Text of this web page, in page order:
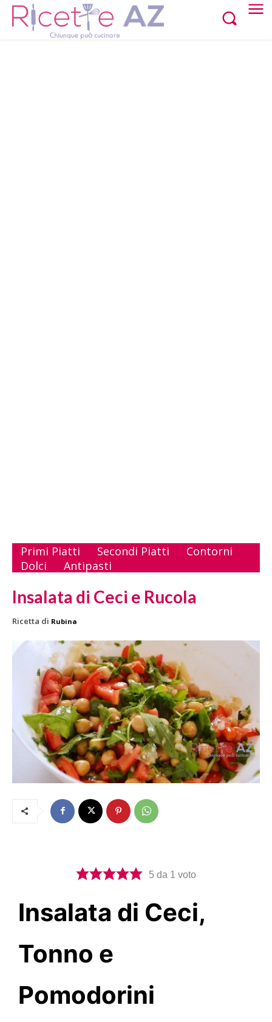
Primi Piatti Secondi Piatti
Contorni
Dolci
Antipasti
Insalata di Ceci e Rucola
Ricetta di Rubina
5 da 1 voto
Insalata di Ceci,
Tonno e
Pomodorini